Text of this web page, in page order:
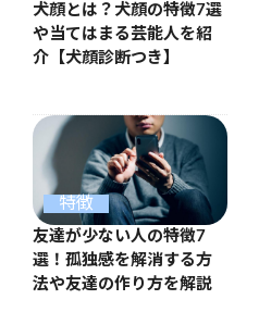
犬顔とは？犬顔の特徴7選
や当てはまる芸能人を紹
介【犬顔診断つき】
特徴
友達が少ない人の特徴7
選！孤独感を解消する方
法や友達の作り方を解説